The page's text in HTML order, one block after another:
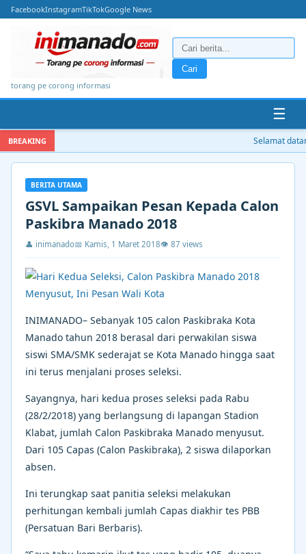
FacebookInstagramTikTokGoogle News
torang pe corong informasi
Cari
☰
BREAKING Selamat
BERITA UTAMA
GSVL Sampaikan Pesan Kepada Calon
Paskibra Manado 2018
👤 inimanado📅 Kamis, 1 Maret 2018👁 87 views
INIMANADO– Sebanyak 105 calon Paskibraka Kota
Manado tahun 2018 berasal dari perwakilan siswa
siswi SMA/SMK sederajat se Kota Manado hingga saat
ini terus menjalani proses seleksi.
Sayangnya, hari kedua proses seleksi pada Rabu
(28/2/2018) yang berlangsung di lapangan Stadion
Klabat, jumlah Calon Paskibraka Manado menyusut.
Dari 105 Capas (Calon Paskibraka), 2 siswa dilaporkan
absen.
Ini terungkap saat panitia seleksi melakukan
perhitungan kembali jumlah Capas diakhir tes PBB
(Persatuan Bari Berbaris).